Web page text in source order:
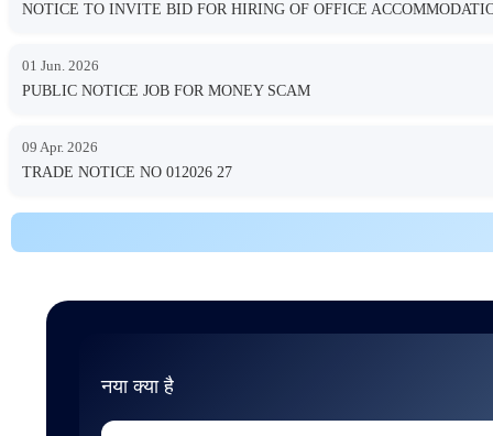
NOTICE TO INVITE BID FOR HIRING OF OFFICE
01 Jun. 2026
PUBLIC NOTICE JOB FOR MONEY SCAM
09 Apr. 2026
TRADE NOTICE NO 012026 27
नया क्या है